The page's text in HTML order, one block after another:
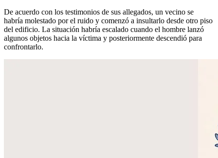
De acuerdo con los testimonios de sus allegados, un vecino se
habría molestado por el ruido y comenzó a insultarlo desde otro piso
del edificio. La situación habría escalado cuando el hombre lanzó
algunos objetos hacia la víctima y posteriormente descendió para
confrontarlo.